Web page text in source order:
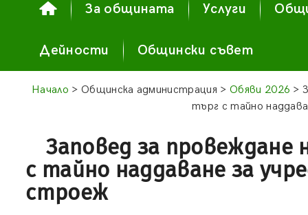
За общината Услуги
Дейности Общински съвет
Начало > Общинска администрация > Обяви 2026 >
търг с тайно
Заповед за провеждане
с тайно наддаване за
строеж